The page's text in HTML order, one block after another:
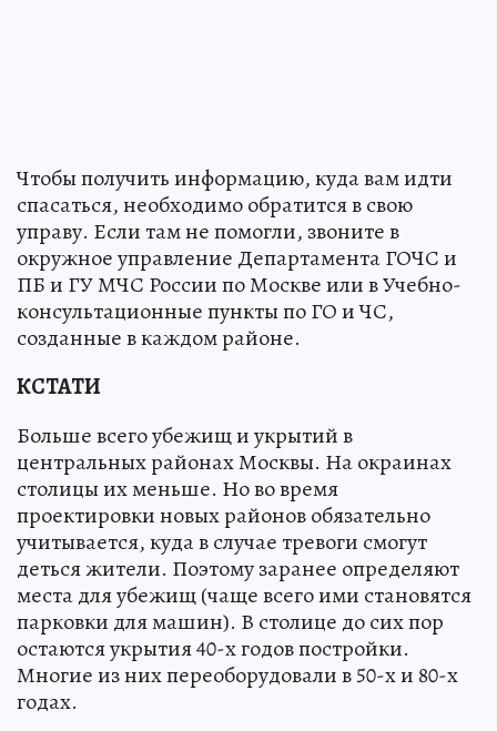
Чтобы получить информацию, куда вам идти
спасаться, необходимо обратится в свою
управу. Если там не помогли, звоните в
окружное управление Департамента ГОЧС и
ПБ и ГУ МЧС России по Москве или в Учебно-
консультационные пункты по ГО и ЧС,
созданные в каждом районе.
КСТАТИ
Больше всего убежищ и укрытий в
центральных районах Москвы. На окраинах
столицы их меньше. Но во время
проектировки новых районов обязательно
учитывается, куда в случае тревоги смогут
деться жители. Поэтому заранее определяют
места для убежищ (чаще всего ими становятся
парковки для машин). В столице до сих пор
остаются укрытия 40-х годов постройки.
Многие из них переоборудовали в 50-х и 80-х
годах.